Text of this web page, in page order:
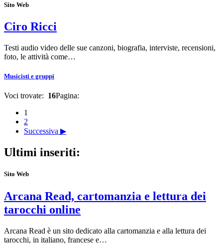
Sito Web
Ciro Ricci
Testi audio video delle sue canzoni, biografia, interviste, recensioni,
foto, le attività come…
Musicisti e gruppi
Voci trovate: 16Pagina:
1
2
Successiva ▶
Ultimi inseriti:
Sito Web
Arcana Read, cartomanzia e lettura dei
tarocchi online
Arcana Read è un sito dedicato alla cartomanzia e alla lettura dei
tarocchi, in italiano, francese e…